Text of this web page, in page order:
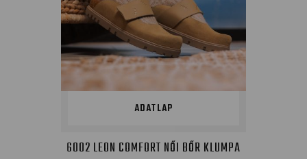
ADATLAP
6002 LEON COMFORT NŐI BŐR KLUMPA